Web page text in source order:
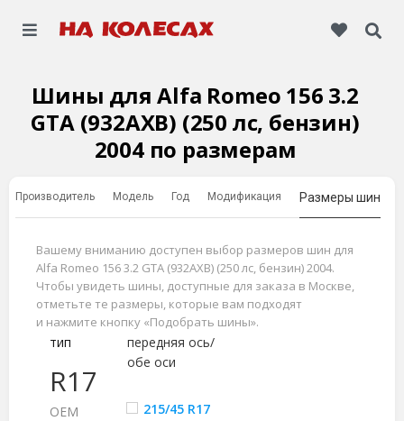
Шины для Alfa Romeo 156 3.2
GTA (932AXB) (250 лс, бензин)
2004 по размерам
Производитель Модель Год Модификация Размеры шин
Вашему вниманию доступен выбор размеров шин для
Alfa Romeo 156 3.2 GTA (932AXB) (250 лс, бензин) 2004.
Чтобы увидеть шины, доступные для заказа в Москве,
отметьте те размеры, которые вам подходят
и нажмите кнопку «Подобрать шины».
R17
тип
передняя ось/
обе оси
ОЕМ 215/45 R17